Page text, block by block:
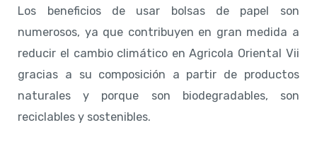
Los beneficios de usar bolsas de papel son
numerosos, ya que contribuyen en gran medida a
reducir el cambio climático en Agricola Oriental Vii
gracias a su composición a partir de productos
naturales y porque son biodegradables, son
reciclables y sostenibles.